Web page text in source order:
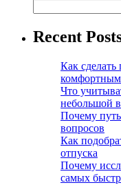
Recent
Как сделать
Что
небольшой
Почему путь
вопросов
Как
отпуска
Почему
самых